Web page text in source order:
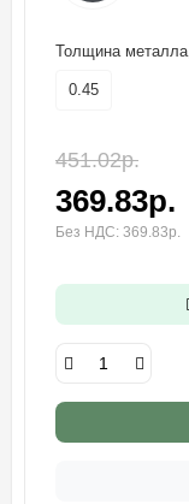
Толщина
0.45
451.02р.
369.83р.
Без НДС: 369.83р.